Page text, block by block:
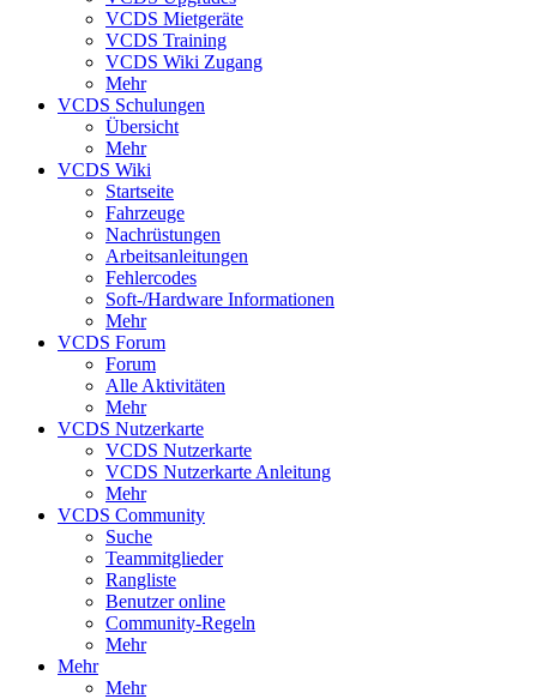
VCDS Mietgeräte
VCDS Training
VCDS Wiki Zugang
Mehr
VCDS Schulungen
Übersicht
Mehr
VCDS Wiki
Startseite
Fahrzeuge
Nachrüstungen
Arbeitsanleitungen
Fehlercodes
Soft-/Hardware Informationen
Mehr
VCDS Forum
Forum
Alle Aktivitäten
Mehr
VCDS Nutzerkarte
VCDS Nutzerkarte
VCDS Nutzerkarte Anleitung
Mehr
VCDS Community
Suche
Teammitglieder
Rangliste
Benutzer online
Community-Regeln
Mehr
Mehr
Mehr